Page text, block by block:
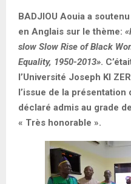
BADJIOU Aouia a
en Anglais sur le thème:
slow Slow Rise of Black
Equality, 1950-2013».
l’Université Joseph KI
l’issue de la présentation
déclaré admis au grade
« Très honorable ».